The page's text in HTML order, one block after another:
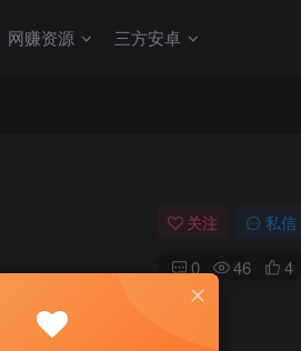
网赚资源 三方安卓
关注 私信
0 46 4